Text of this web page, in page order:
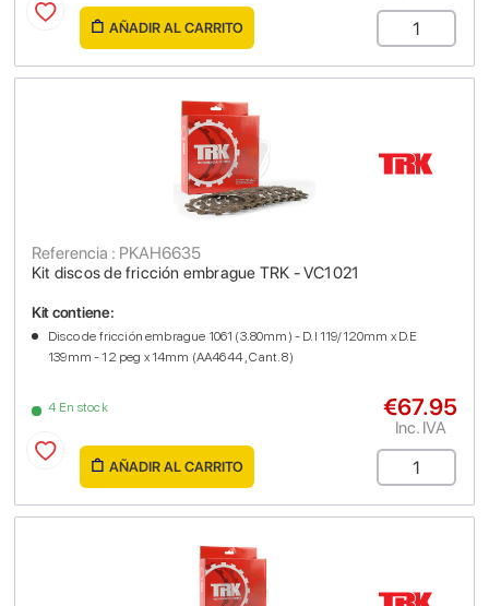
AÑADIR AL CARRITO
Kit discos de fricción embrague TRK - VC1021
Referencia : PKAH6635
4 En stock
Kit contiene:
Disco de fricción embrague 1061 (3.80mm) - D.I 119/120mm x D.E
139mm - 12 peg x 14mm (AA4644 , Cant. 8)
€67.95
Inc. IVA
AÑADIR AL CARRITO